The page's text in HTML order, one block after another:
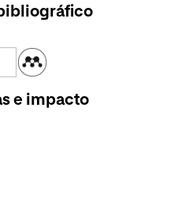
e impacto